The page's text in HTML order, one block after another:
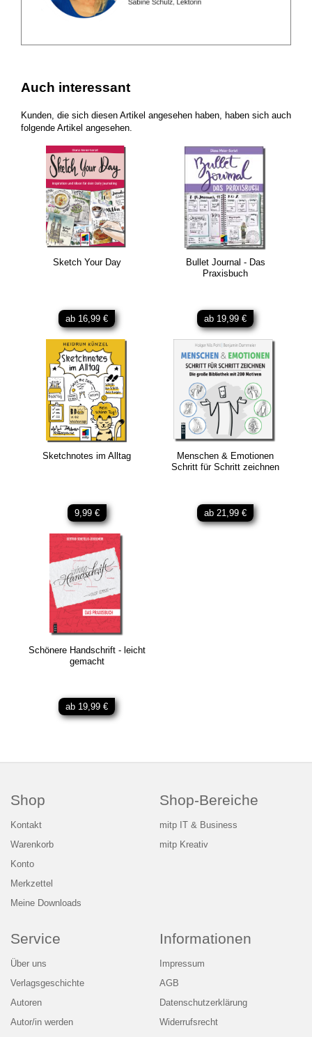
Auch interessant
Kunden, die sich diesen Artikel angesehen haben, haben sich auch
folgende Artikel angesehen.
Sketch Your Day
ab 16,99 €
Bullet Journal - Das
Praxisbuch
ab 19,99 €
Sketchnotes im Alltag
9,99 €
Menschen & Emotionen
Schritt für Schritt zeichnen
ab 21,99 €
Schönere Handschrift - leicht
gemacht
ab 19,99 €
Shop
Kontakt
Warenkorb
Konto
Merkzettel
Meine Downloads
Shop-Bereiche
mitp IT & Business
mitp Kreativ
Service
Über uns
Verlagsgeschichte
Autoren
Autor/in werden
Informationen
Impressum
AGB
Datenschutzerklärung
Widerrufsrecht